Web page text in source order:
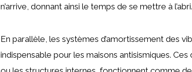
n’arrive, donnant ainsi le temps de se mettre à l’abri.
En parallèle, les systèmes d’amortissement des
indispensable pour les maisons antisismiques.